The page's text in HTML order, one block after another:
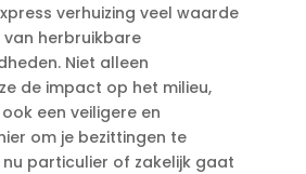
verhuizing veel waarde
herbruikbare
Niet alleen
de impact op het milieu,
een veiligere en
om je bezittingen te
nu particulier of zakelijk gaat